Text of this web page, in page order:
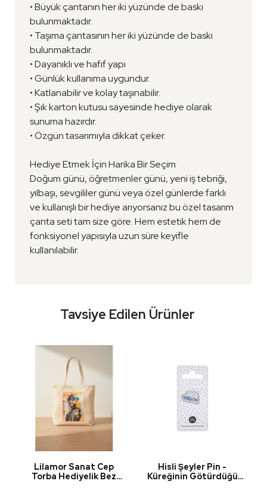
• Büyük çantanın her iki yüzünde de baskı
bulunmaktadır.
• Taşıma çantasının her iki yüzünde de baskı
bulunmaktadır.
• Dayanıklı ve hafif yapı
• Günlük kullanıma uygundur.
• Katlanabilir ve kolay taşınabilir.
• Şık karton kutusu sayesinde hediye olarak
sunuma hazırdır.
• Özgün tasarımıyla dikkat çeker.
Hediye Etmek İçin Harika Bir Seçim
Doğum günü, öğretmenler günü, yeni iş tebriği,
yılbaşı, sevgililer günü veya özel günlerde farklı
ve kullanışlı bir hediye arıyorsanız bu özel tasarım
çanta seti tam size göre. Hem estetik hem de
fonksiyonel yapısıyla uzun süre keyifle
kullanılabilir.
Tavsiye Edilen Ürünler
Lilamor Sanat Cep
Torba Hediyelik Bez
Hisli Şeyler Pin -
Küreğinin Götürdüğü